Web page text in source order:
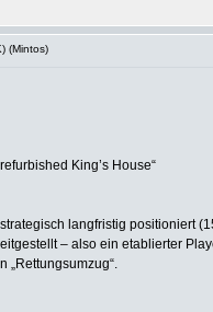
(Mintos)
King’s House“
langfristig positioniert
– also ein etablierter
„Rettungsumzug“.